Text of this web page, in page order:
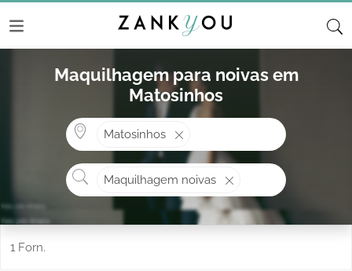
Maquilhagem para noivas em
Matosinhos
Matosinhos
O que procura?
Maquilhagem noivas
1 Forn.